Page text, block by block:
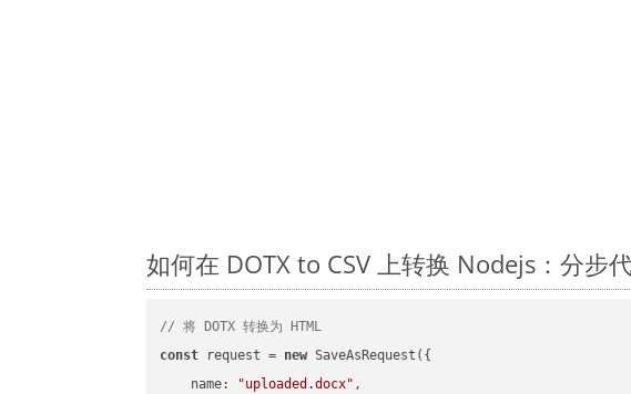
如何在 DOTX to CSV 上转换 Nodejs：分步
// 将 DOTX 转换为 HTML
const request = new SaveAsRequest({
name: "uploaded.docx" ,